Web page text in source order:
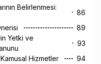
Belirlenmesi:
86
89
Yetki ve
93
Hizmetler
94